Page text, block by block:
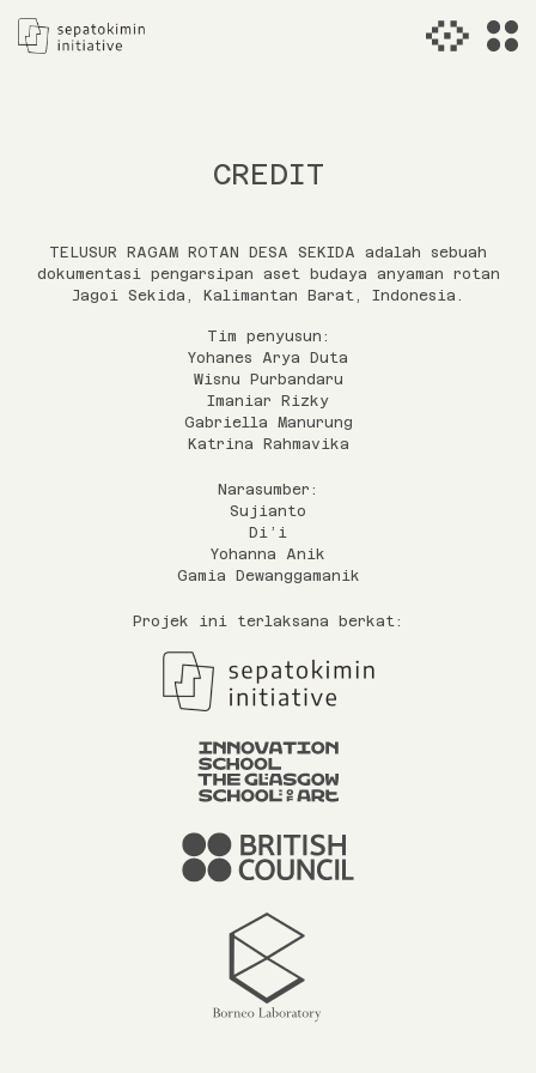
CREDIT
TELUSUR RAGAM ROTAN DESA SEKIDA adalah sebuah
dokumentasi pengarsipan aset budaya anyaman rotan
Jagoi Sekida, Kalimantan Barat, Indonesia.
Tim penyusun:
Yohanes Arya Duta
Wisnu Purbandaru
Imaniar Rizky
Gabriella Manurung
Katrina Rahmavika
Narasumber:
Sujianto
Di’i
Yohanna Anik
Gamia Dewanggamanik
Projek ini terlaksana berkat: